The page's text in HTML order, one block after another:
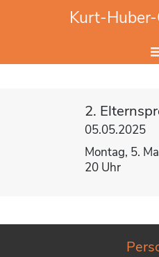
Kurt-
2.
05.05.2025
Montag, 5.
20 Uhr
Website
Hier Suchbegriff